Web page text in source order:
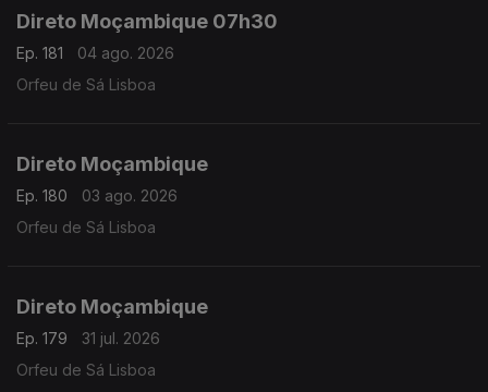
Direto Moçambique 07h30
Ep. 181
04 ago. 2026
Orfeu de Sá Lisboa
Direto Moçambique
Ep. 180
03 ago. 2026
Orfeu de Sá Lisboa
Direto Moçambique
Ep. 179
31 jul. 2026
Orfeu de Sá Lisboa